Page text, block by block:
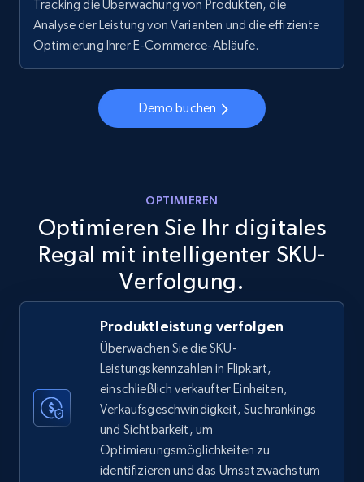
more.
5.6K+ 875+ Jetzt anfangen
Walmart - products - Discover products by
5.6K+ 875+ Jetzt anfangen
TikTok Shop
URL, Title, Available, Description, Currency, Initial
price, Final price, Discount percent, and more.
5.4K+ 667+ Jetzt anfangen
Tracking die Überwachung von Produkten, die
Analyse der Leistung von Varianten und die effiziente
Optimierung Ihrer E-Commerce-Abläufe.
Demo buchen
OPTIMIEREN
Optimieren Sie Ihr digitales
Regal mit intelligenter SKU-
Verfolgung.
Produktleistung verfolgen
Überwachen Sie die SKU-
Leistungskennzahlen in Flipkart,
einschließlich verkaufter Einheiten,
Verkaufsgeschwindigkeit, Suchrankings
und Sichtbarkeit, um
Optimierungsmöglichkeiten zu
identifizieren und das Umsatzwachstum